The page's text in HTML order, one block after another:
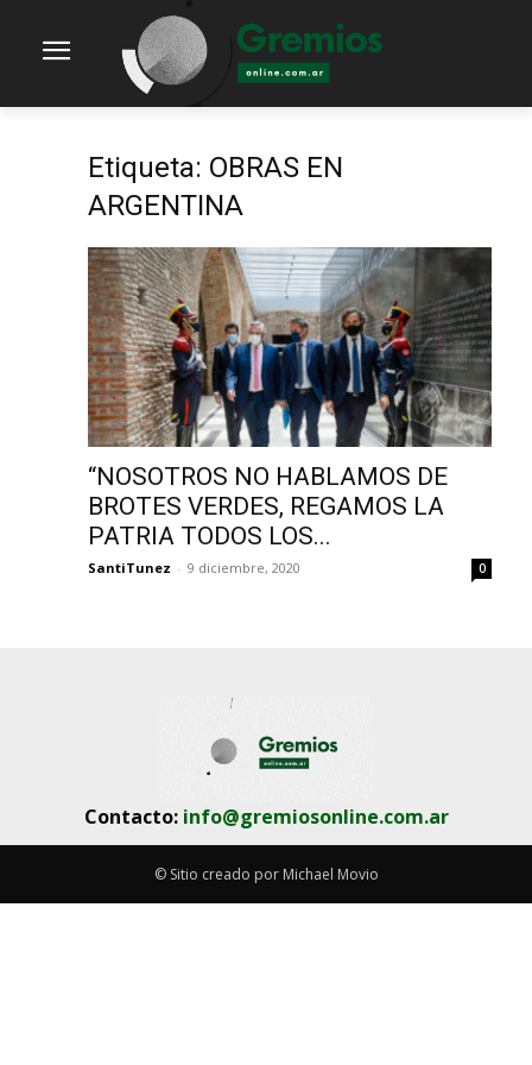
Etiqueta: OBRAS EN
ARGENTINA
“NOSOTROS NO HABLAMOS DE
BROTES VERDES, REGAMOS LA
PATRIA TODOS LOS...
SantiTunez - 9 diciembre, 2020 0
Contacto: info@gremiosonline.com.ar
© Sitio creado por Michael Movio